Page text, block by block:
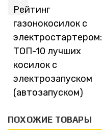
Рейтинг
газонокосилок с
электростартером:
ТОП-10 лучших
косилок с
электрозапуском
(автозапуском)
ПОХОЖИЕ ТОВАРЫ